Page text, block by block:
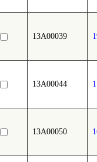
13A00039
13A00044
13A00050